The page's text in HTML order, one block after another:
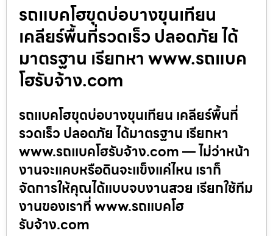
รถแบคโฮขุดบ่อบางขุนเทียน
เคลียร์พื้นที่รวดเร็ว ปลอดภัย ได้
มาตรฐาน เรียกหา www.รถแบค
โฮรับจ้าง.com
รถแบคโฮขุดบ่อบางขุนเทียน เคลียร์พื้นที่
รวดเร็ว ปลอดภัย ได้มาตรฐาน เรียกหา
www.รถแบคโฮรับจ้าง.com — ไม่ว่าหน้า
งานจะแคบหรือดินจะแข็งแค่ไหน เราก็
จัดการให้คุณได้แบบจบงานสวย เรียกใช้ทีม
งานของเราที่ www.รถแบคโฮ
รับจ้าง.com